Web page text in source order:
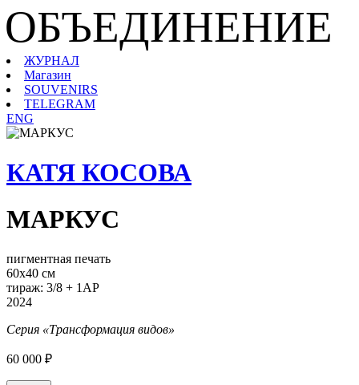
ОБЪЕДИНЕНИЕ
ЖУРНАЛ
Магазин
SOUVENIRS
TELEGRAM
ENG
КАТЯ КОСОВА
МАРКУС
пигментная печать
60х40 см
тираж: 3/8 + 1AP
2024
Серия «Трансформация видов»
60 000 ₽